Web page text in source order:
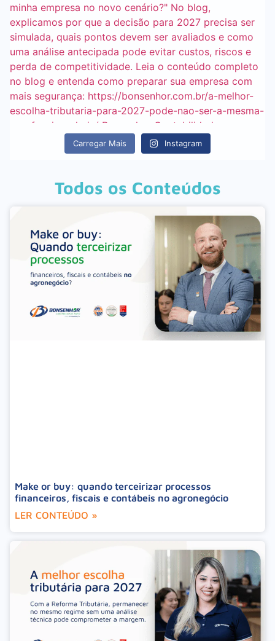
Carregar Mais Instagram
Todos os Conteúdos
Make or buy: quando terceirizar processos
financeiros, fiscais e contábeis no agronegócio
LER CONTEÚDO »